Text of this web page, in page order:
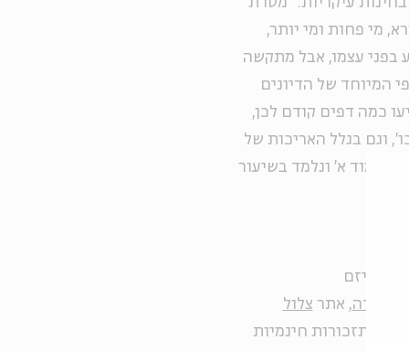
עיקריות. "מטרת
מי פחות ומי יותר,
בפני עצמו, אבל מתקשה
המיוחד של הדיונים
כמה דפים קודם לכן,
וגם בגלל האריכות של
בעמוד א' ונלמד בשיעור
של יזם
אבידה, אתר צלול
תזכורות חינמיות